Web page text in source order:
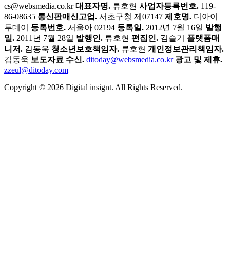
cs@websmedia.co.kr 대표자명. 류호현 사업자등록번호. 119-
86-08635 통신판매신고업. 서초구청 제07147 제호명. 디아이
투데이
등록번호. 서울아 02194 등록일. 2012년 7월 16일 발행
일. 2011년 7월 28일 발행인. 류호현 편집인. 김슬기
플랫폼매
니저. 김동욱 청소년보호책임자. 류호현 개인정보관리책임자.
김동욱 보도자료 수신. ditoday@websmedia.co.kr 광고 및 제휴.
zzeul@ditoday.com
Copyright © 2026 Digital insignt. All Rights Reserved.